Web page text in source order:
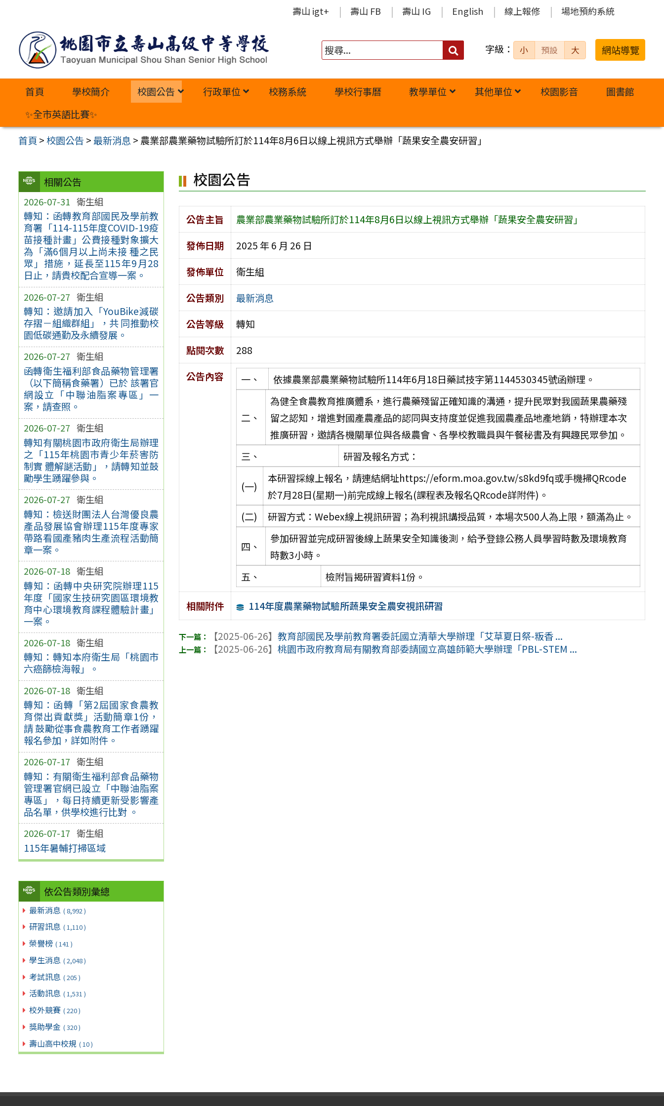
內
壽山 igt+ 壽山 FB 壽山 IG English 線上報修 場地預約系統
搜
字級： 小 預設 大 網站導覽
首頁 學校簡介 校園公告 行政單位 校務系統 學校行事曆 教學單位 其他單位 校園影音
圖書館
✨全市英語比賽✨
首頁 >校園公告 >最新消息 > 農業部農業藥物試驗所訂於114年8月6日以線上視訊方式舉辦「蔬果安全農安研習」
相關公告
2026-07-31 衛生組
轉知：函轉教育部國民及學前教
育署「114-115年度COVID-19疫
苗接種計畫」公費接種對象擴大
為「滿6個月以上尚未接 種之民
眾」措施，延長至115年9月28
日止，請貴校配合宣導一案。
2026-07-27 衛生組
轉知：邀請加入「YouBike減碳
存摺－組織群組」，共 同推動校
園低碳通勤及永續發展。
2026-07-27 衛生組
函轉衛生福利部食品藥物管理署
（以下簡稱食藥署）已於 該署官
網設立「中聯油脂案專區」一
案，請查照。
2026-07-27 衛生組
轉知有關桃園市政府衛生局辦理
之「115年桃園市青少年菸害防
制實 體解謎活動」，請轉知並鼓
勵學生踴躍參與。
2026-07-27 衛生組
轉知：檢送財團法人台灣優良農
產品發展協會辦理115年度專家
帶路看國產豬肉生產流程活動簡
章一案。
2026-07-18 衛生組
轉知：函轉中央研究院辦理115
年度「國家生技研究園區環境教
育中心環境教育課程體驗計畫」
一案。
2026-07-18 衛生組
轉知：轉知本府衛生局「桃園市
六癌篩檢海報」。
2026-07-18 衛生組
轉知：函轉「第2屆國家食農教
育傑出貢獻獎」活動簡章1份，
請 鼓勵從事食農教育工作者踴躍
報名參加，詳如附件。
2026-07-17 衛生組
轉知：有關衛生福利部食品藥物
管理署官網已設立「中聯油脂案
專區」，每日持續更新受影響產
品名單，供學校進行比對 。
2026-07-17 衛生組
115年暑輔打掃區域
依公告類別彙總
最新消息 ( 8,992 )
研習訊息 ( 1,110 )
榮譽榜 ( 141 )
學生消息 ( 2,048 )
考試訊息 ( 205 )
活動訊息 ( 1,531 )
校外競賽 ( 220 )
獎助學金 ( 320 )
壽山高中校規 ( 10 )
校園公告
公告主旨
農業部農業藥物試驗所訂於114年8月6日以線上視訊方式舉辦「蔬果安全農安研習」
發佈日期
2025 年 6 月 26 日
發佈單位
衛生組
公告類別
最新消息
公告等級
轉知
點閱次數
288
公告內容
一、 依據農業部農業藥物試驗所114年6月18日藥試技字第1144530345號函辦理。
二、
為健全食農教育推廣體系，進行農藥殘留正確知識的溝通，提升民眾對我國蔬果農藥殘
留之認知，增進對國產農產品的認同與支持度並促進我國農產品地產地銷，特辦理本次
推廣研習，邀請各機關單位與各級農會、各學校教職員與午餐秘書及有興趣民眾參加。
三、
研習及報名方式：
(一)
本研習採線上報名，請連結網址https://eform.moa.gov.tw/s8kd9fq或手機掃QRcode
於7月28日(星期一)前完成線上報名(課程表及報名QRcode詳附件)。
(二)
研習方式：Webex線上視訊研習；為利視訊講授品質，本場次500人為上限，額滿為止。
四、
參加研習並完成研習後線上蔬果安全知識後測，給予登錄公務人員學習時數及環境教育
時數3小時。
五、
檢附旨揭研習資料1份。
相關附件 114年度農業藥物試驗所蔬果安全農安視訊研習
【2025-06-26】教育部國民及學前教育署委託國立清華大學辦理「艾草夏日祭-粄香 ...
【2025-06-26】桃園市政府教育局有關教育部委請國立高雄師範大學辦理「PBL-STEM ...